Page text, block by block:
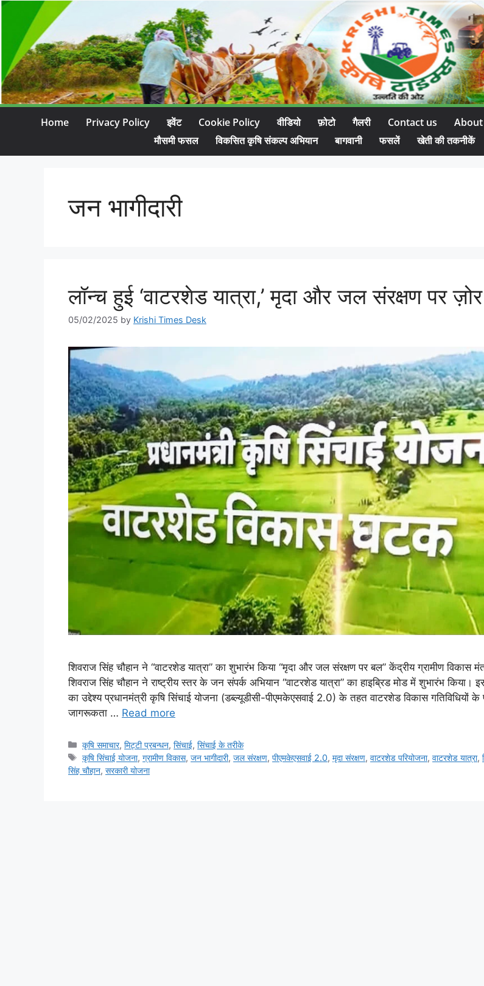
Home Privacy Policy इवेंट Cookie Policy वीडियो फ़ोटो गैलरी Contact us
मौसमी फसल
विकसित कृषि संकल्प अभियान बागवानी फसलें खेती की तकनीकें
जन भागीदारी
लॉन्च हुई ‘वाटरशेड यात्रा,’ मृदा और जल संरक्षण पर ज़ोर
05/02/2025 by Krishi Times Desk
शिवराज सिंह चौहान ने “वाटरशेड यात्रा” का शुभारंभ किया “मृदा और जल संरक्षण पर बल” केंद्रीय ग्रामीण विकास
शिवराज सिंह चौहान ने राष्ट्रीय स्तर के जन संपर्क अभियान “वाटरशेड यात्रा” का हाइब्रिड मोड में शुभारंभ किया।
का उद्देश्य प्रधानमंत्री कृषि सिंचाई योजना (डब्ल्यूडीसी-पीएमकेएसवाई 2.0) के तहत वाटरशेड विकास गतिविधियों के
जागरूकता … Read more
कृषि समाचार,मि‌ट्टी प्रबन्धन,सिंचाई,सिंचाई के तरीके
कृषि सिंचाई योजना,ग्रामीण विकास,जन भागीदारी,जल संरक्षण,पीएमकेएसवाई 2.0,मृदा संरक्षण,वाटरशेड परियोजना,वाटरशेड यात्रा,
सिंह चौहान, सरकारी योजना